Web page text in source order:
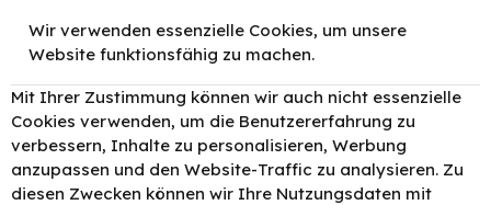
Original Epson T0892 /
C13T08924011 Tinte Cyan bis zu
170 Seiten 4ml
Druckleistung: 170 10,20 € –
Wir verwenden essenzielle Cookies, um unsere
Website funktionsfähig zu machen.
Mit Ihrer Zustimmung können wir auch nicht essenzielle
Cookies verwenden, um die Benutzererfahrung zu
verbessern, Inhalte zu personalisieren, Werbung
anzupassen und den Website-Traffic zu analysieren. Zu
diesen Zwecken können wir Ihre Nutzungsdaten mit